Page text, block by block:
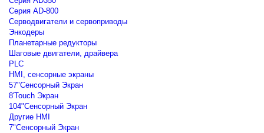
Серия AD-800
Серводвигатели и сервоприводы
Энкодеры
Планетарные редукторы
Шаговые двигатели, драйвера
PLC
HMI, сенсорные экраны
57"Сенсорный Экран
8'Touch Экран
104"Сенсорный Экран
Другие HMI
7"Сенсорный Экран